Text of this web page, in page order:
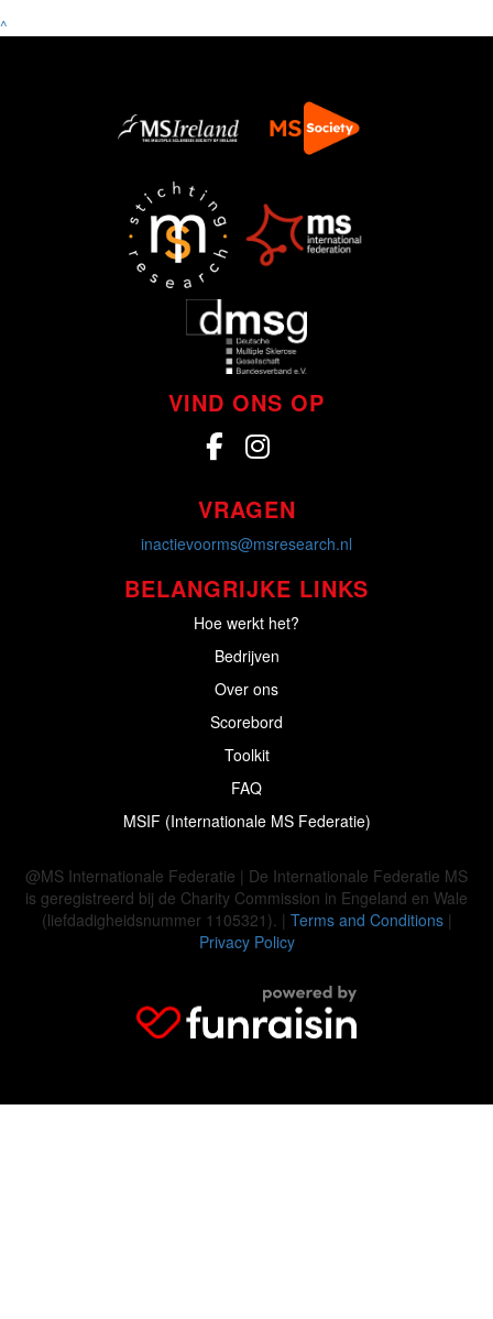
^
VIND ONS OP
VRAGEN
inactievoorms@msresearch.nl
BELANGRIJKE LINKS
Hoe werkt het?
Bedrijven
Over ons
Scorebord
Toolkit
FAQ
MSIF (Internationale MS Federatie)
@MS Internationale Federatie | De Internationale Federatie MS
is geregistreerd bij de Charity Commission in Engeland en Wale
(liefdadigheidsnummer 1105321). | Terms and Conditions|
Privacy Policy